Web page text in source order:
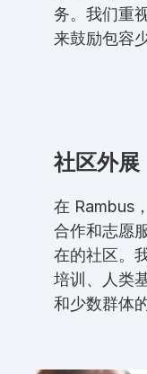
务。我们重
来鼓励包容
社区外展
在 Rambus
合作和志愿
在的社区。
培训、人类
和少数群体